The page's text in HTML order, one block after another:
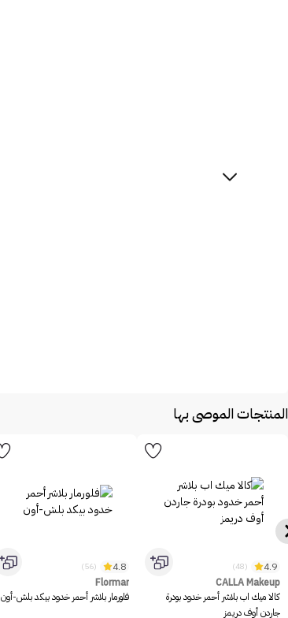
المنتجات الموصى بها
4.9
(48)
CALLA Makeup
كالا ميك اب بلاشر أحمر خدود بودرة
جاردن أوف دريمز
4.8
(56)
Flormar
فلورمار بلاشر أحمر خدود بيكد بلش-أون